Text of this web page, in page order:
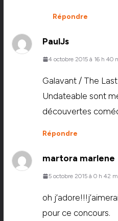
Répondre
PaulJs
4 octobre 2015 à 16 h 40
Galavant / The
Undateable sont
découvertes
Répondre
martora marlene
5 octobre 2015 à 0 h 42
oh
pour ce concours.